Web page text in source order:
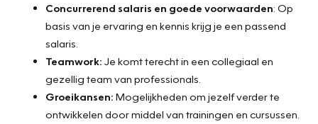
Concurrerend salaris en goede voorwaarden: Op
basis van je ervaring en kennis krijg je een passend
salaris.
Teamwork: Je komt terecht in een collegiaal en
gezellig team van professionals.
Groeikansen: Mogelijkheden om jezelf verder te
ontwikkelen door middel van trainingen en cursussen.